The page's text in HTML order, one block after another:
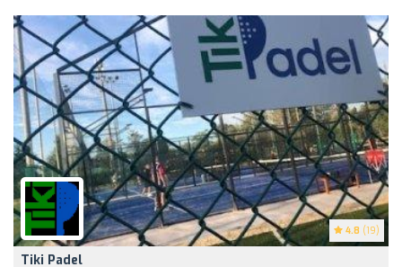
4.8 (19)
Tiki Padel